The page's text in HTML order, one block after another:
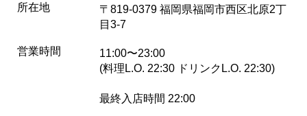
所在地
〒819-0379 福岡県福岡市西区北原2丁
目3-7
営業時間
11:00〜23:00
(料理L.O. 22:30 ドリンクL.O. 22:30)
最終入店時間 22:00